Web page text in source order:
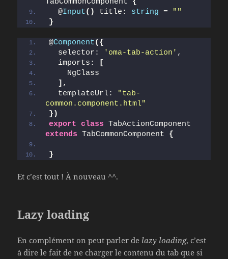
TabCommonComponent {
  @
Input( ) title: string = ""
}
@Component( {
  selector:
'oma-tab-action' ,
  imports:
[
    NgClass
] ,
  templateUrl:
"tab-
common.component.html"
} )
export
class
extends TabCommonComponent {
}
Et c’est tout ! À nouveau ^^.
Lazy loading
En complément on peut parler de lazy loading, c’est
à dire le fait de ne charger le contenu du tab que si